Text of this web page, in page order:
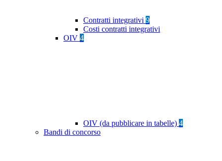
Contratti integrativi 9
Costi contratti integrativi
OIV 4
OIV (da pubblicare in tabelle) 4
Bandi di concorso